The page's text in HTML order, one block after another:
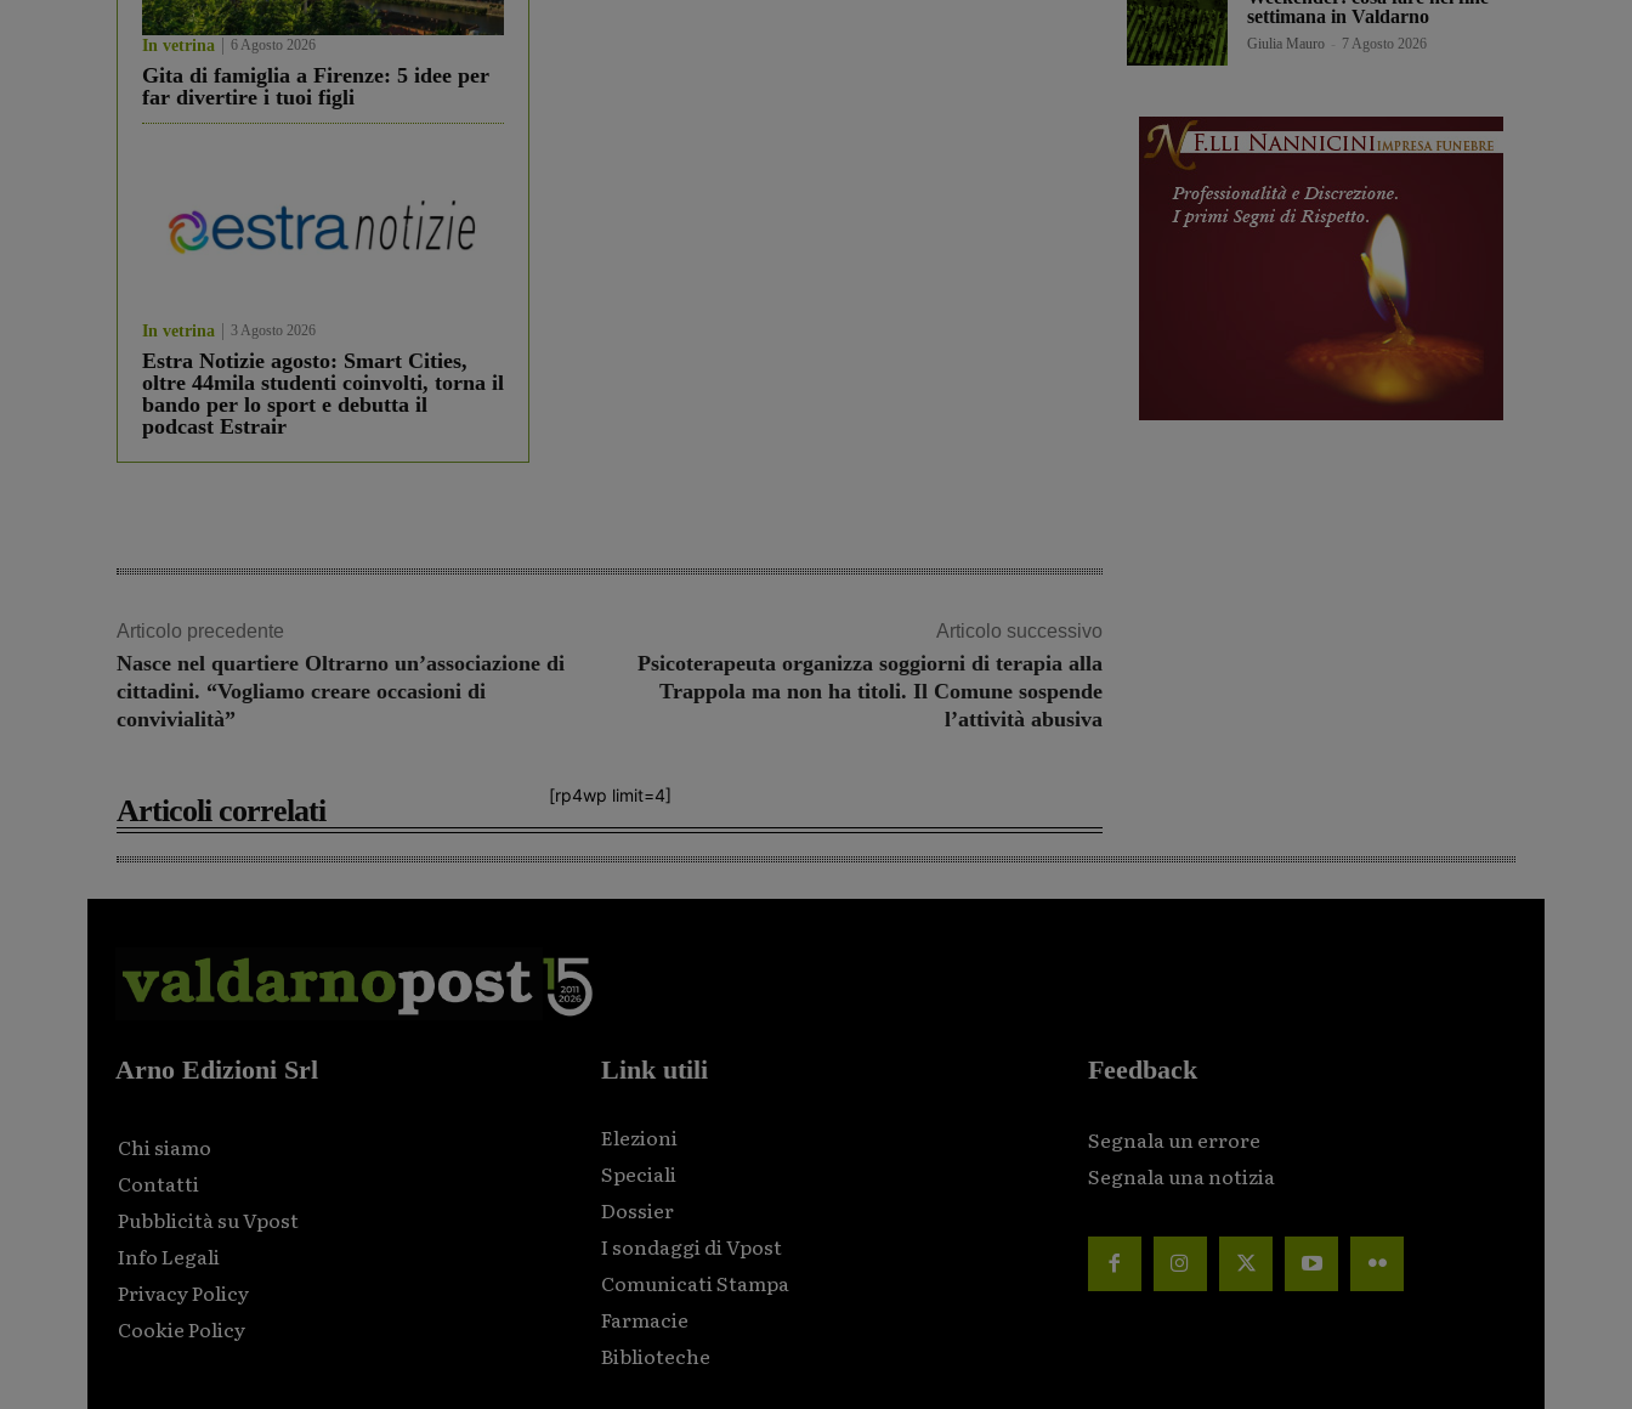
In vetrina 6 Agosto 2026
Gita di famiglia a Firenze: 5 idee per
far divertire i tuoi figli
In vetrina 3 Agosto 2026
Estra Notizie agosto: Smart Cities,
oltre 44mila studenti coinvolti, torna il
bando per lo sport e debutta il
podcast Estrair
Articolo precedente
Nasce nel quartiere Oltrarno un’associazione di
cittadini. “Vogliamo creare occasioni di
convivialità”
Articolo successivo
Psicoterapeuta organizza soggiorni di terapia alla
Trappola ma non ha titoli. Il Comune sospende
l’attività abusiva
[rp4wp limit=4]
Articoli correlati
settimana in Valdarno
Giulia Mauro 7 Agosto 2026
Arno Edizioni Srl
Chi siamo
Contatti
Pubblicità su Vpost
Info Legali
Privacy Policy
Cookie Policy
Link utili
Elezioni
Speciali
Dossier
I sondaggi di Vpost
Comunicati Stampa
Farmacie
Biblioteche
Feedback
Segnala un errore
Segnala una notizia